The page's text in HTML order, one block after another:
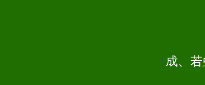
成、